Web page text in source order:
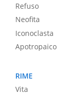
Refuso
Neofita
Iconoclasta
Apotropaico
RIME
Vita